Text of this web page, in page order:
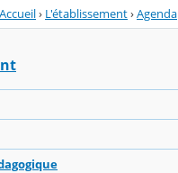
Accueil› L'établissement›Agenda